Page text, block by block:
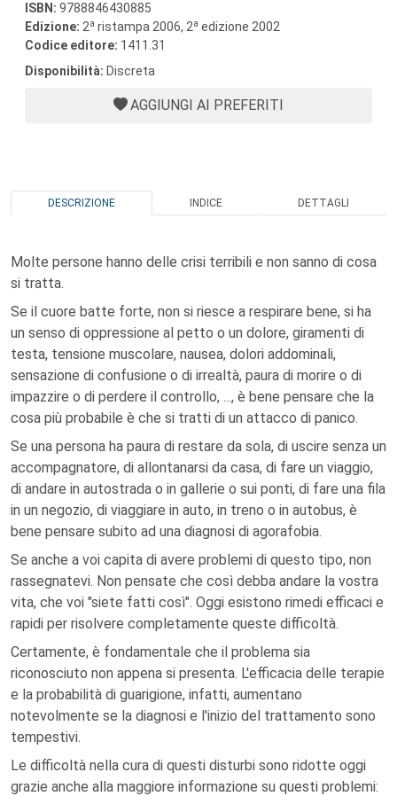
ISBN: 9788846430885
Edizione: 2a ristampa 2006, 2a edizione 2002
Codice editore: 1411.31
Disponibilità: Discreta
AGGIUNGI AI PREFERITI
DESCRIZIONE INDICE DETTAGLI
Molte persone hanno delle crisi terribili e non sanno di cosa
si tratta.
Se il cuore batte forte, non si riesce a respirare bene, si ha
un senso di oppressione al petto o un dolore, giramenti di
testa, tensione muscolare, nausea, dolori addominali,
sensazione di confusione o di irrealtà, paura di morire o di
impazzire o di perdere il controllo, ..., è bene pensare che la
cosa più probabile è che si tratti di un attacco di panico.
Se una persona ha paura di restare da sola, di uscire senza un
accompagnatore, di allontanarsi da casa, di fare un viaggio,
di andare in autostrada o in gallerie o sui ponti, di fare una fila
in un negozio, di viaggiare in auto, in treno o in autobus, è
bene pensare subito ad una diagnosi di agorafobia.
Se anche a voi capita di avere problemi di questo tipo, non
rassegnatevi. Non pensate che così debba andare la vostra
vita, che voi "siete fatti così". Oggi esistono rimedi efficaci e
rapidi per risolvere completamente queste difficoltà.
Certamente, è fondamentale che il problema sia
riconosciuto non appena si presenta. L'efficacia delle terapie
e la probabilità di guarigione, infatti, aumentano
notevolmente se la diagnosi e l'inizio del trattamento sono
tempestivi.
Le difficoltà nella cura di questi disturbi sono ridotte oggi
grazie anche alla maggiore informazione su questi problemi: